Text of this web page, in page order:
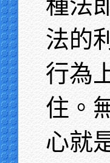
法的
行為
住。
心就